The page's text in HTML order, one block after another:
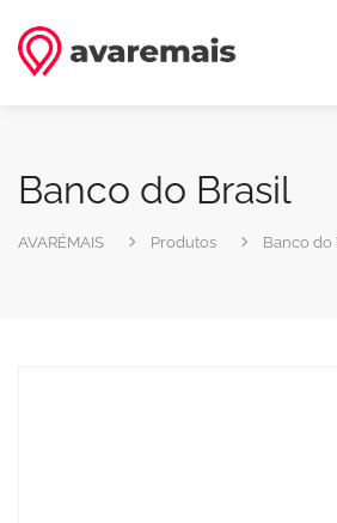
Banco do Brasil
AVARÉMAIS Produtos Banco do